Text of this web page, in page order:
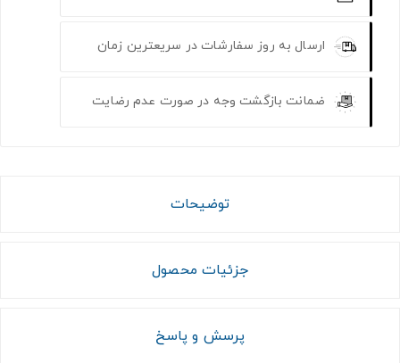
ارسال به روز سفارشات در سریعترین زمان
ضمانت بازگشت وجه در صورت عدم رضایت
توضیحات
جزئیات محصول
پرسش و پاسخ